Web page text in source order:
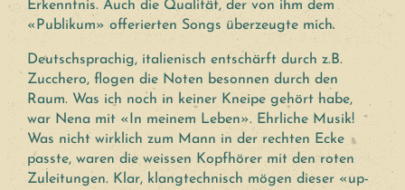
Erkenntnis. Auch die Qualität, der von ihm dem
«Publikum» offerierten Songs überzeugte mich.
Deutschsprachig, italienisch entschärft durch z.B.
Zucchero, flogen die Noten besonnen durch den
Raum. Was ich noch in keiner Kneipe gehört habe,
war Nena mit «In meinem Leben». Ehrliche Musik!
Was nicht wirklich zum Mann in der rechten Ecke
passte, waren die weissen Kopfhörer mit den roten
Zuleitungen. Klar, klangtechnisch mögen dieser «up-